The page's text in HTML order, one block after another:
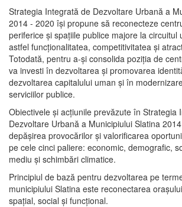
Strategia Integrată de Dezvoltare Urbană a
2014 - 2020 își propune să reconecteze
periferice şi spaţiile publice majore la circuitul
astfel funcţionalitatea, competitivitatea şi
Totodată, pentru a-şi consolida poziţia de
va investi în dezvoltarea şi promovarea
dezvoltarea capitalului uman şi în
serviciilor publice.
Obiectivele şi acţiunile prevăzute în Strategia
Dezvoltare Urbană a Municipiului Slatina
depășirea provocărilor şi valorificarea
pe cele cinci paliere: economic, demografic,
mediu şi schimbări climatice.
Principiul de bază pentru dezvoltarea pe
municipiului Slatina este reconectarea
spaţial, social şi funcţional.